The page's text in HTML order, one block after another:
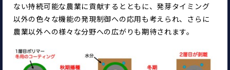
ない持続可能な農業に貢献するとともに、発芽タイミング
以外の色々な機能の発現制御への応用も考えられ、さらに
農業以外への様々な分野への広がりも期待されます。